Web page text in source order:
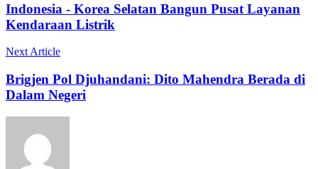
Indonesia - Korea Selatan Bangun Pusat Layanan
Kendaraan Listrik
Next Article
Brigjen Pol Djuhandani: Dito Mahendra Berada di
Dalam Negeri